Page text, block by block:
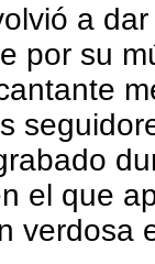
a
por su
el que
verdosa